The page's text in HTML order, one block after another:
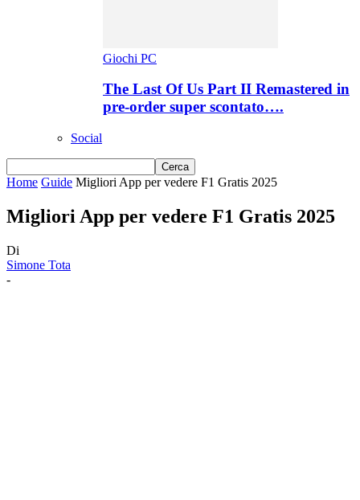
Giochi PC
The Last Of Us Part II Remastered in
pre-order super scontato….
Social
Home Guide Migliori App per vedere F1 Gratis 2025
Migliori App per vedere F1 Gratis 2025
Di
Simone Tota
-